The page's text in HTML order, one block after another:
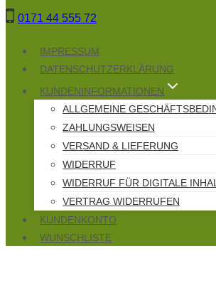
Zum
Inhalt
0171 44 555 72
IMPRESSUM
DATENSCHUTZERKLÄRUNG
KUNDENINFORMATIONEN
ALLGEMEINE
ZAHLUNGSWEISEN
VERSAND & LIEFERUNG
WIDERRUF
WIDERRUF FÜR DIGITALE
VERTRAG WIDERRUFEN
KUNDENKONTO
WUNSCHLISTE